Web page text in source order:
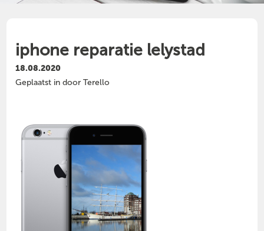
iphone reparatie lelystad
18.08.2020
Geplaatst in door Terello